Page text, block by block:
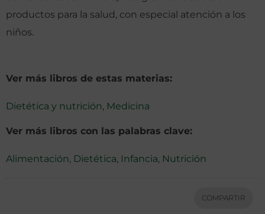
productos para la salud, con especial atención a los
niños.
Ver más libros de estas materias:
Dietética y nutrición, Medicina
Ver más libros con las palabras clave:
Alimentación, Dietética, Infancia, Nutrición
COMPARTIR